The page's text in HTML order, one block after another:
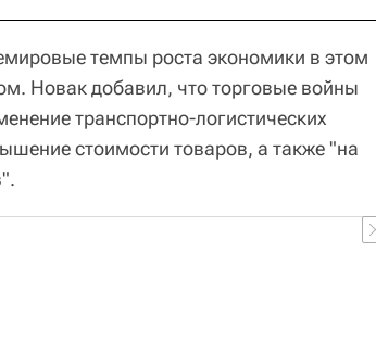
темпы роста экономики в этом
Новак добавил, что торговые войны
транспортно-логистических
стоимости товаров, а также "на